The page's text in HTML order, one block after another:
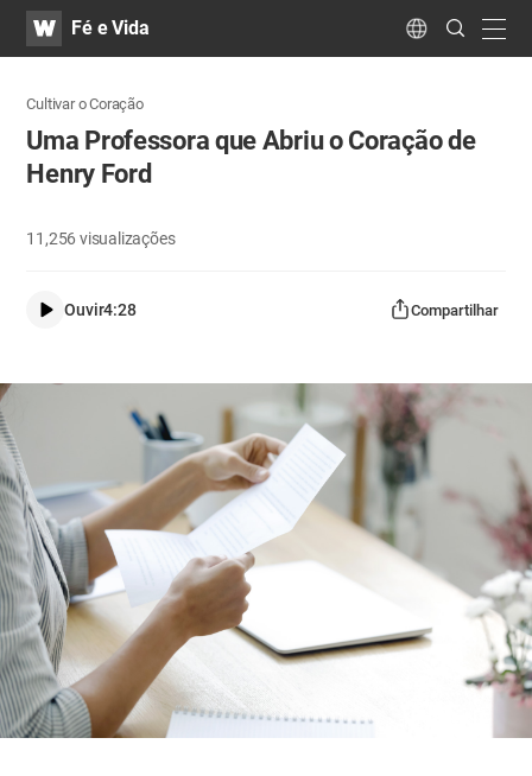
WATVFé e Vida Language
Search
Submit
Cultivar o Coração
Uma Professora que Abriu o Coração de
Henry Ford
11,256visualizações
Ouvir4:28 Compartilhar